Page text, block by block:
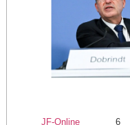
JF-Online 6